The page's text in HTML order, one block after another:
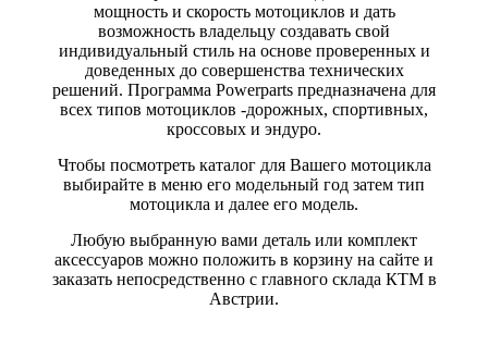
мощность и скорость мотоциклов и дать
возможность владельцу создавать свой
индивидуальный стиль на основе проверенных и
доведенных до совершенства технических
решений. Программа Powerparts предназначена для
всех типов мотоциклов -дорожных, спортивных,
кроссовых и эндуро.
Чтобы посмотреть каталог для Вашего мотоцикла
выбирайте в меню его модельный год затем тип
мотоцикла и далее его модель.
Любую выбранную вами деталь или комплект
аксессуаров можно положить в корзину на сайте и
заказать непосредственно с главного склада КТМ в
Австрии.